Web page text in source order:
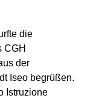
die
CGH
der
Iseo begrüßen.
Istruzione